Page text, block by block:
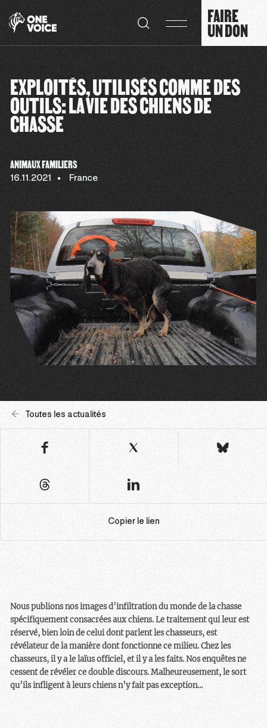
FAIRE
UN DON
EXPLOITÉS, UTILISÉS COMME DES
OUTILS: LA VIE DES CHIENS DE
CHASSE
ANIMAUX FAMILIERS
16.11.2021 France
Toutes les actualités
Copier le lien
Nous publions nos images d’infiltration du monde de la chasse
spécifiquement consacrées aux chiens. Le traitement qui leur est
réservé, bien loin de celui dont parlent les chasseurs, est
révélateur de la manière dont fonctionne ce milieu. Chez les
chasseurs, il y a le laïus officiel, et il y a les faits. Nos enquêtes ne
cessent de révéler ce double discours. Malheureusement, le sort
qu’ils infligent à leurs chiens n’y fait pas exception…